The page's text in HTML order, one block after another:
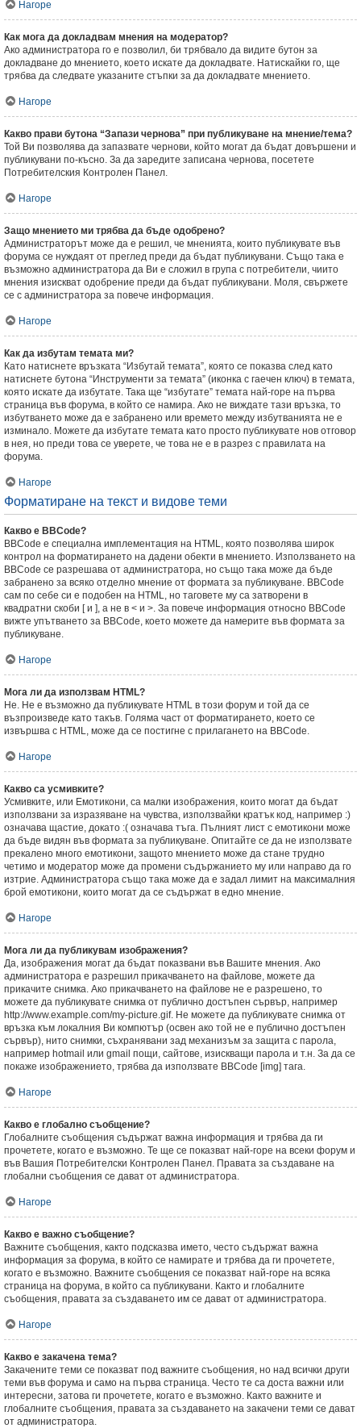
Нагоре
Как мога да докладвам мнения на модератор?
Ако администратора го е позволил, би трябвало да видите бутон за
докладване до мнението, което искате да докладвате. Натискайки го, ще
трябва да следвате указаните стъпки за да докладвате мнението.
Нагоре
Какво прави бутона “Запази чернова” при публикуване на мнение/тема?
Той Ви позволява да запазвате чернови, който могат да бъдат довършени и
публикувани по-късно. За да заредите записана чернова, посетете
Потребителския Контролен Панел.
Нагоре
Защо мнението ми трябва да бъде одобрено?
Администраторът може да е решил, че мненията, които публикувате във
форума се нуждаят от преглед преди да бъдат публикувани. Също така е
възможно администратора да Ви е сложил в група с потребители, чиито
мнения изискват одобрение преди да бъдат публикувани. Моля, свържете
се с администратора за повече информация.
Нагоре
Как да избутам темата ми?
Като натиснете връзката “Избутай темата”, която се показва след като
натиснете бутона “Инструменти за темата” (иконка с гаечен ключ) в темата,
която искате да избутате. Така ще “избутате” темата най-горе на първа
страница във форума, в който се намира. Ако не виждате тази връзка, то
избутването може да е забранено или времето между избутванията не е
изминало. Можете да избутате темата като просто публикувате нов отговор
в нея, но преди това се уверете, че това не е в разрез с правилата на
форума.
Нагоре
Форматиране на текст и видове теми
Какво е BBCode?
BBCode е специална имплементация на HTML, която позволява широк
контрол на форматирането на дадени обекти в мнението. Използването на
BBCode се разрешава от администратора, но също така може да бъде
забранено за всяко отделно мнение от формата за публикуване. BBCode
сам по себе си е подобен на HTML, но таговете му са затворени в
квадратни скоби [ и ], а не в < и >. За повече информация относно BBCode
вижте упътването за BBCode, което можете да намерите във формата за
публикуване.
Нагоре
Мога ли да използвам HTML?
Не. Не е възможно да публикувате HTML в този форум и той да се
възпроизведе като такъв. Голяма част от форматирането, което се
извършва с HTML, може да се постигне с прилагането на BBCode.
Нагоре
Какво са усмивките?
Усмивките, или Емотикони, са малки изображения, които могат да бъдат
използвани за изразяване на чувства, използвайки кратък код, например :)
означава щастие, докато :( означава тъга. Пълният лист с емотикони може
да бъде видян във формата за публикуване. Опитайте се да не използвате
прекалено много емотикони, защото мнението може да стане трудно
четимо и модератор може да промени съдържанието му или направо да го
изтрие. Администратора също така може да е задал лимит на максималния
брой емотикони, които могат да се съдържат в едно мнение.
Нагоре
Мога ли да публикувам изображения?
Да, изображения могат да бъдат показвани във Вашите мнения. Ако
администратора е разрешил прикачването на файлове, можете да
прикачите снимка. Ако прикачването на файлове не е разрешено, то
можете да публикувате снимка от публично достъпен сървър, например
http://www.example.com/my-picture.gif. Не можете да публикувате снимка от
връзка към локалния Ви компютър (освен ако той не е публично достъпен
сървър), нито снимки, съхранявани зад механизъм за защита с парола,
например hotmail или gmail пощи, сайтове, изискващи парола и т.н. За да се
покаже изображението, трябва да използвате BBCode [img] тага.
Нагоре
Какво е глобално съобщение?
Глобалните съобщения съдържат важна информация и трябва да ги
прочетете, когато е възможно. Те ще се показват най-горе на всеки форум и
във Вашия Потребителски Контролен Панел. Правата за създаване на
глобални съобщения се дават от администратора.
Нагоре
Какво е важно съобщение?
Важните съобщения, както подсказва името, често съдържат важна
информация за форума, в който се намирате и трябва да ги прочетете,
когато е възможно. Важните съобщения се показват най-горе на всяка
страница на форума, в който са публикувани. Както и глобалните
съобщения, правата за създаването им се дават от администратора.
Нагоре
Какво е закачена тема?
Закачените теми се показват под важните съобщения, но над всички други
теми във форума и само на първа страница. Често те са доста важни или
интересни, затова ги прочетете, когато е възможно. Както важните и
глобалните съобщения, правата за създаването на закачени теми се дават
от администратора.